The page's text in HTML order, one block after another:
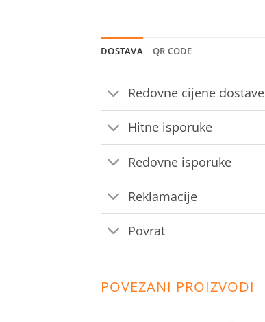
DOSTAVA QR CODE
Redovne cijene dostave
Hitne isporuke
Redovne isporuke
Reklamacije
Povrat
POVEZANI PROIZVODI